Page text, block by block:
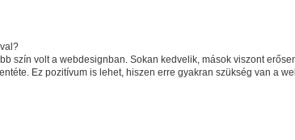
szín volt a webdesignban. Sokan kedvelik, mások viszont
Ez pozitívum is lehet, hiszen erre gyakran szükség van a